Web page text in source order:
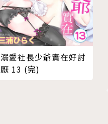
溺愛社長少爺實在好討
厭 13 (完)